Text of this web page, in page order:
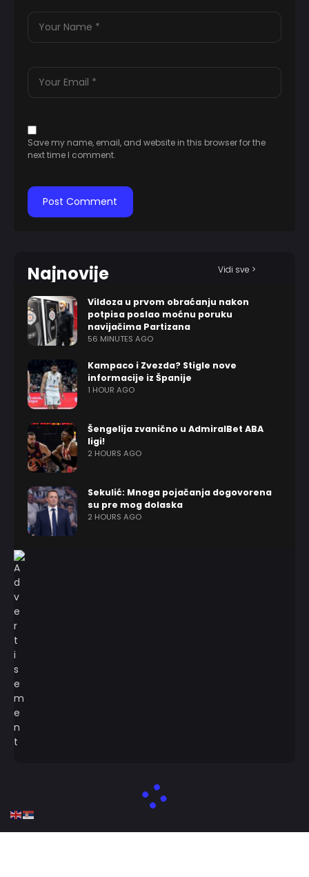
Save my name, email, and website in this browser for the
next time I comment.
Najnovije Vidi sve >
Vildoza u prvom obraćanju nakon
potpisa poslao moćnu poruku
navijačima Partizana
56 MINUTES AGO
Kampaco i Zvezda? Stigle nove
informacije iz Španije
1 HOUR AGO
Šengelija zvanično u AdmiralBet ABA
ligi!
2 HOURS AGO
Sekulić: Mnoga pojačanja dogovorena
su pre mog dolaska
2 HOURS AGO